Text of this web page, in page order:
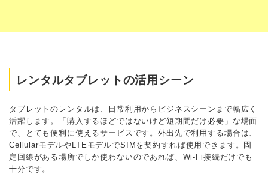
レンタルタブレットの活用シーン
タブレットのレンタルは、日常利用からビジネスシーンまで幅広く
活躍します。「購入するほどではないけど短期間だけ必要」な場面
で、とても便利に使えるサービスです。外出先で利用する場合は、
CellularモデルやLTEモデルでSIMを契約すれば使用できます。固
定回線がある場所でしか使わないのであれば、Wi-Fi接続だけでも
十分です。